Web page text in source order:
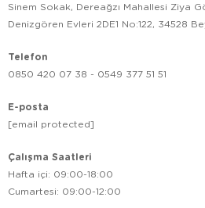
Sinem Sokak, Dereağzı Mahallesi Ziya
Denizgören Evleri 2DE1 No:122, 34528
Telefon
0850 420 07 38 - 0549 377 51 51
E-posta
[email protected]
Çalışma Saatleri
Hafta içi: 09:00-18:00
Cumartesi: 09:00-12:00